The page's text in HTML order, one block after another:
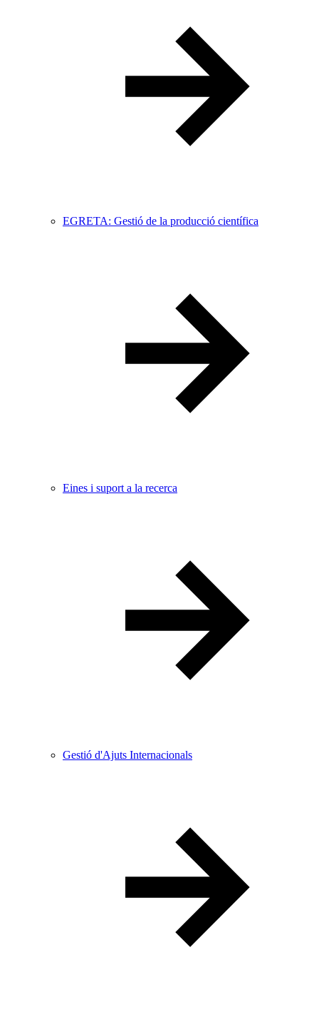
EGRETA: Gestió de la producció científica
Eines i suport a la recerca
Gestió d'Ajuts Internacionals